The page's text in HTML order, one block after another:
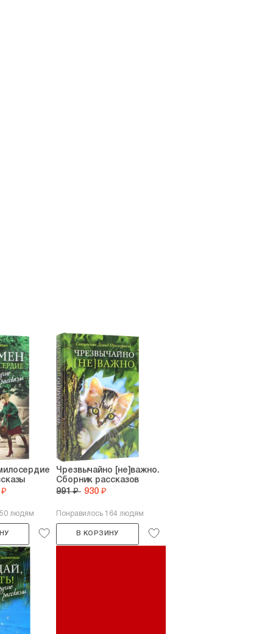
₽
людям
Чрезвычайно [не]важно.
Сборник рассказов
991 ₽ 930 ₽
Понравилось 164 людям
В КОРЗИНУ